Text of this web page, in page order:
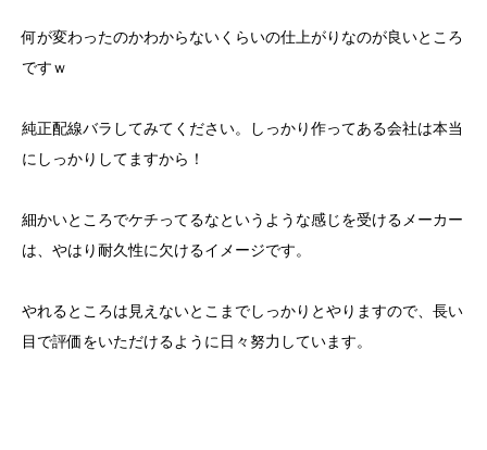
何が変わったのかわからないくらいの仕上がりなのが良いところ
ですｗ
純正配線バラしてみてください。しっかり作ってある会社は本当
にしっかりしてますから！
細かいところでケチってるなというような感じを受けるメーカー
は、やはり耐久性に欠けるイメージです。
やれるところは見えないとこまでしっかりとやりますので、長い
目で評価をいただけるように日々努力しています。